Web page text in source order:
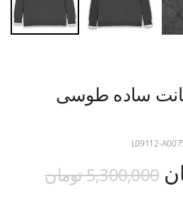
ساده طوسی
L09112-
5,300,000 تومان